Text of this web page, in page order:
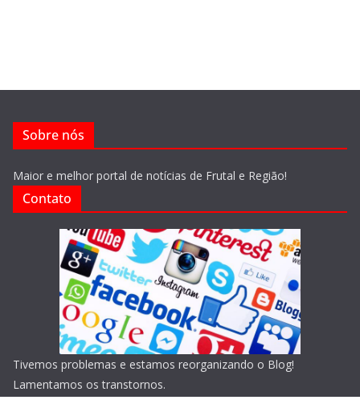
Sobre nós
Maior e melhor portal de notícias de Frutal e Região!
Contato
Tivemos problemas e estamos reorganizando o Blog!
Lamentamos os transtornos.